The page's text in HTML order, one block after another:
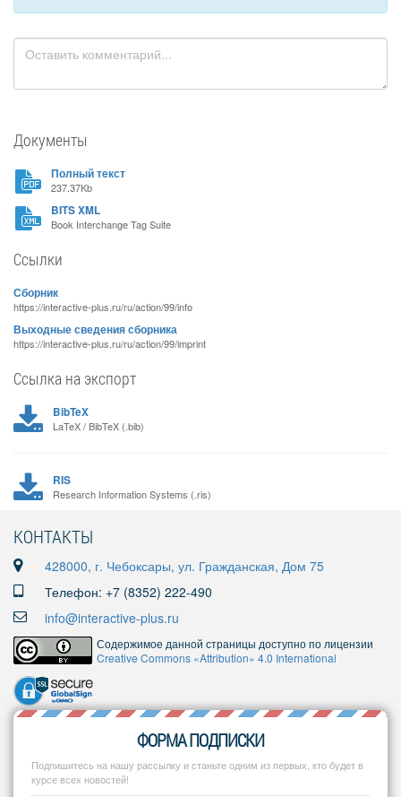
Документы
Полный текст
237.37Kb
BITS XML
Book Interchange Tag Suite
Ссылки
Сборник
https://interactive-plus.ru/ru/action/99/info
Выходные сведения сборника
https://interactive-plus.ru/ru/action/99/imprint
Ссылка на экспорт
BibTeX
LaTeX / BibTeX (.bib)
RIS
Research Information Systems (.ris)
КОНТАКТЫ
428000, г. Чебоксары, ул. Гражданская, Дом 75
Телефон: +7 (8352) 222-490
info@interactive-plus.ru
Содержимое данной страницы доступно по лицензии
Creative Commons «Attribution» 4.0 International
ФОРМА ПОДПИСКИ
Подпишитесь на нашу рассылку и станьте одним из первых, кто будет в
курсе всех новостей!